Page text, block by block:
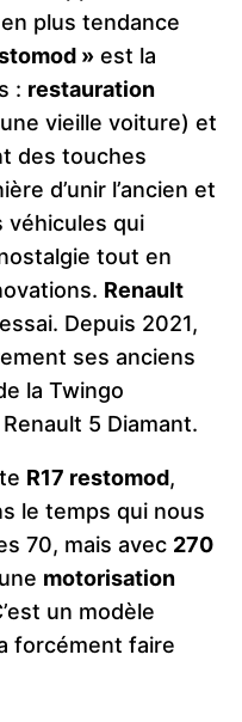
plus tendance
» est la
: restauration
vieille voiture) et
des touches
d’unir l’ancien et
véhicules qui
tout en
Renault
Depuis 2021,
ses anciens
la Twingo
5 Diamant.
R17 restomod,
le temps qui nous
70, mais avec 270
motorisation
un modèle
forcément faire